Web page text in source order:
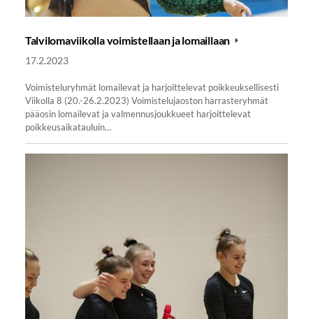
Talvilomaviikolla voimistellaan ja lomaillaan
17.2.2023
Voimisteluryhmät lomailevat ja harjoittelevat poikkeuksellisesti
Viikolla 8 (20.-26.2.2023) Voimistelujaoston harrasteryhmät
pääosin lomailevat ja valmennusjoukkueet harjoittelevat
poikkeusaikatauluin…